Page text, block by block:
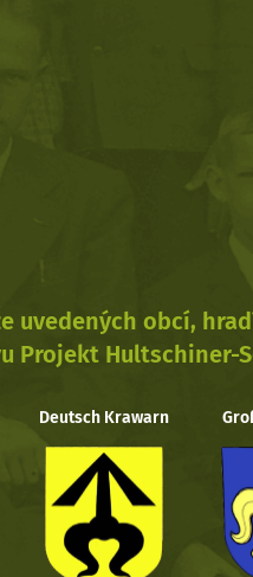
uvedených obcí,
Projekt Hultschiner-
Deutsch Krawarn